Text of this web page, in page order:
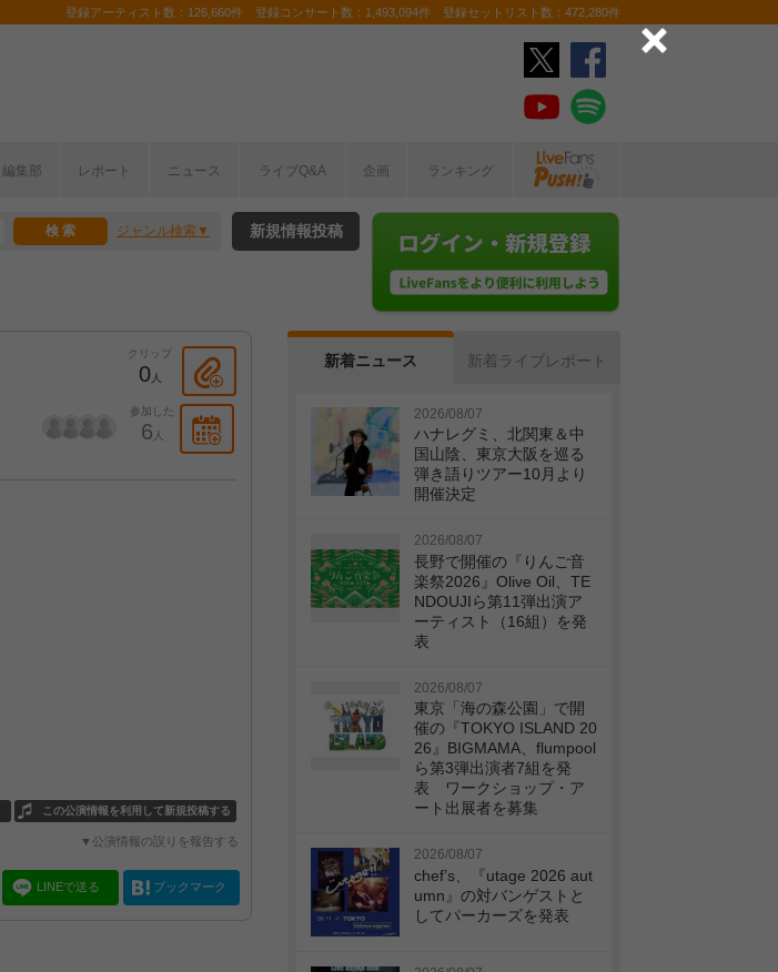
登録アーティスト数：126,660件 登録コンサート数：1,493,094件 登録セットリスト数：472,280件
編集部 レポート ニュース ライブQ&A 企画 ランキング
ジャンル検索 新規情報投稿
クリップ
0人
参加した
6 人
この公演情報を利用して新規投稿する
▼公演情報の誤りを報告する
LINEで送る ブックマーク
新着ニュース 新着ライブレポート
2026/08/07
ハナレグミ、北関東＆中
国山陰、東京大阪を巡る
弾き語りツアー10月より
開催決定
2026/08/07
長野で開催の『りんご音
楽祭2026』Olive Oil、TE
NDOUJIら第11弾出演ア
ーティスト（16組）を発
表
2026/08/07
東京「海の森公園」で開
催の『TOKYO ISLAND 20
26』BIGMAMA、flumpool
ら第3弾出演者7組を発
表 ワークショップ・ア
ート出展者を募集
2026/08/07
chef’s、『utage 2026 aut
umn』の対バンゲストと
してパーカーズを発表